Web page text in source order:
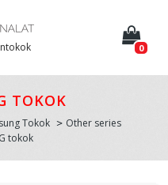
0
TOKOK
Tokok
Other series
tokok